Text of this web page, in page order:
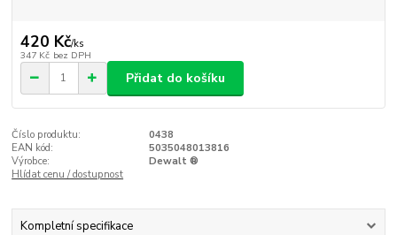
420 Kč/ks
347 Kč bez DPH
Přidat do košíku
Číslo produktu:
0438
EAN kód:
5035048013816
Výrobce:
Dewalt ®
Hlídat cenu / dostupnost
Kompletní specifikace